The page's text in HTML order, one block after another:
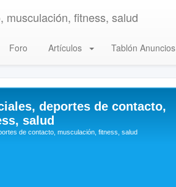
musculación, fitness, salud
Foro Artículos Tablón Anuncios
deportes de contacto,
salud
de contacto, musculación, fitness, salud